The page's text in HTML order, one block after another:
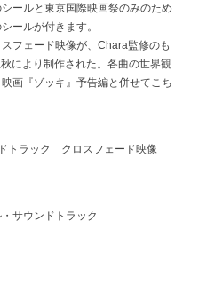
ールと東京国際映画祭のみのため
ールが付きます。
フェード映像が、Chara監修のも
により制作された。各曲の世界観
画『ゾッキ』予告編と併せてこち
トラック クロスフェード映像
サウンドトラック